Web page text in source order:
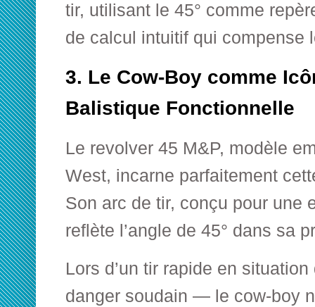
tir, utilisant le 45° comme
de calcul intuitif qui compense
3. Le Cow-Boy comme
Balistique Fonctionnelle
Le revolver 45 M&P, modèle
West, incarne parfaitement
Son arc de tir, conçu pour une
reflète l’angle de 45° dans sa
Lors d’un tir rapide en
danger soudain — le cow-boy